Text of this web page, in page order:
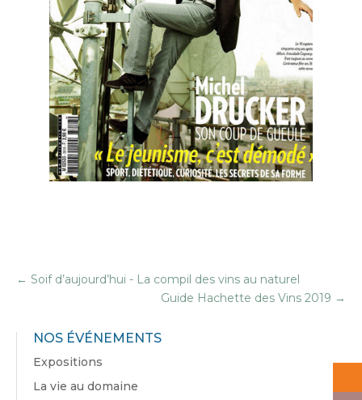
← Soif d’aujourd’hui - La compil des vins au naturel
Guide Hachette des Vins 2019 →
NOS ÉVÉNEMENTS
Expositions
La vie au domaine